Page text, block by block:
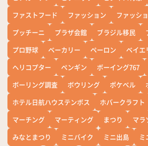
ファストフード
ファッション ファッシ
プッチーニ
プラザ会館 ブラジル移民
プロ野球
ベーカリー ペーロン ベイエ
ヘリコプター
ペンギン ボーイング767
ボーリング調査
ボウリング ポケベル
ホテル日航ハウステンボス
ホバークラフト
マーチング
マーティング まつり マラ
みなとまつり
ミニバイク ミニ出島 ミ